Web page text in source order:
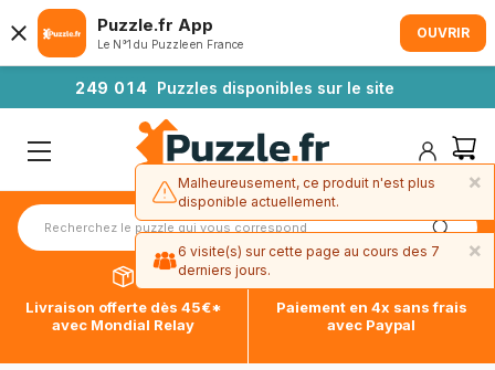
249 01 4 Puzzles disponibles sur le site
Livraison offerte dès 45€*
avec Mondial Relay
Paiement en 4x sans frais
avec Paypal
Puzzle.fr App
Le N°1 du Puzzle en France
OUVRIR
×
Malheureusement, ce produit n'est plus
disponible actuellement.
×
6 visite(s) sur cette page au cours des 7
derniers jours.